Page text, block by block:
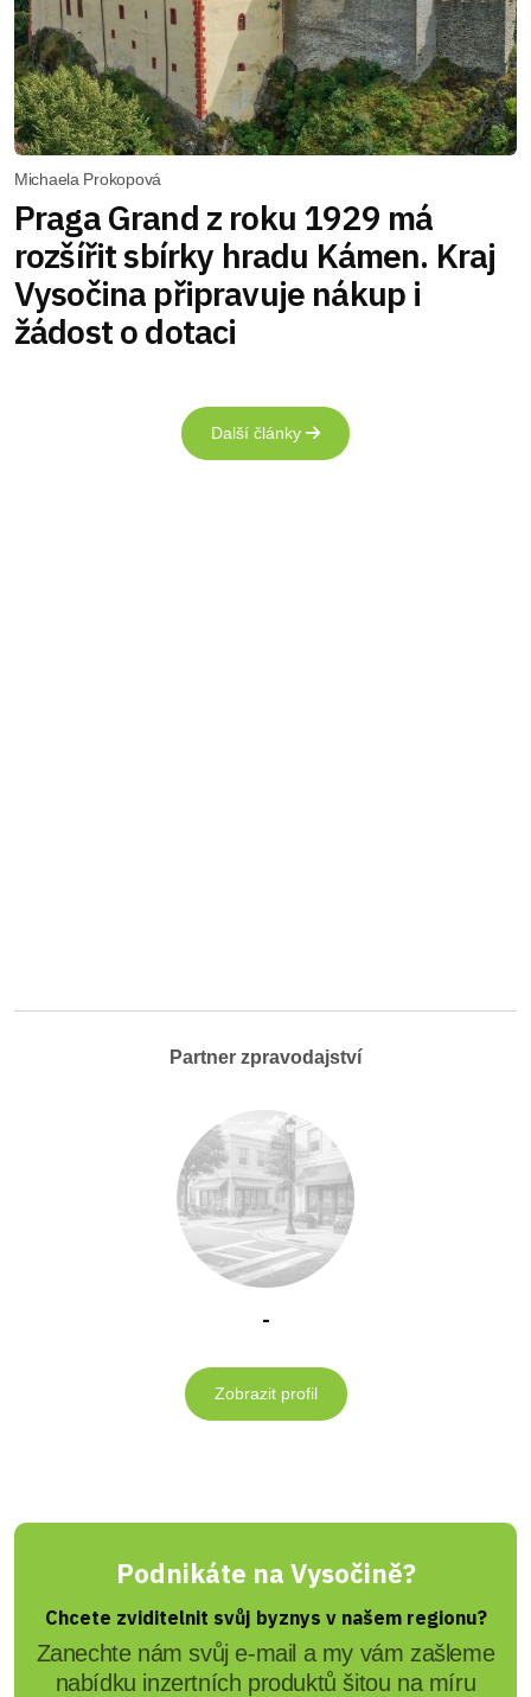
Michaela Prokopová
Praga Grand z roku 1929 má
rozšířit sbírky hradu Kámen. Kraj
Vysočina připravuje nákup i
žádost o dotaci
Další články
Partner zpravodajství
-
Zobrazit profil
Podnikáte na Vysočině?
Chcete zviditelnit svůj byznys v našem regionu?
Zanechte nám svůj e-mail a my vám zašleme
nabídku inzertních produktů šitou na míru